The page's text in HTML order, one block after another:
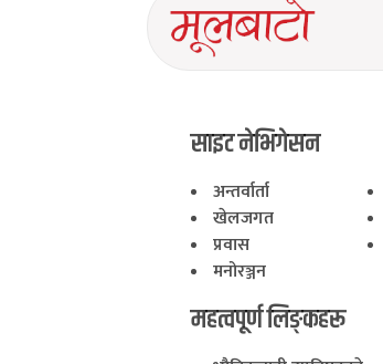
साइट नेभिगेसन
अन्तर्वार्ता
खेलजगत
प्रवास
मनोरञ्जन
महत्वपूर्ण लिङ्कहरू